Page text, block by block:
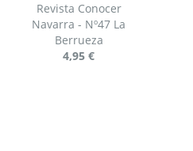
Revista Conocer
Navarra - Nº47 La
Berrueza
4,95 €